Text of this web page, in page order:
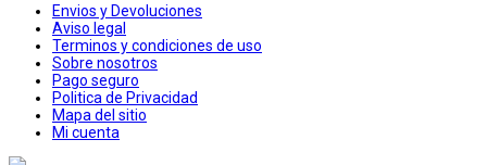
Envios y Devoluciones
Aviso legal
Terminos y condiciones de uso
Sobre nosotros
Pago seguro
Politica de Privacidad
Mapa del sitio
Mi cuenta